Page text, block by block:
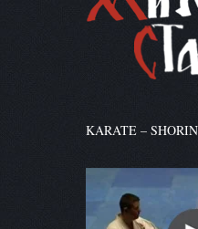
KARATE –